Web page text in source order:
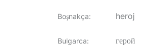
Boşnakça: heroj
Bulgarca: герой